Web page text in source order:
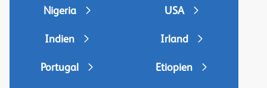
Nigeria USA
Indien Irland
Portugal Etiopien